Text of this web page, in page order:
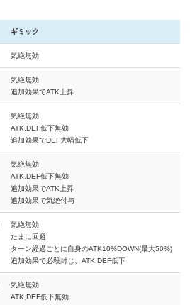
ギミック
気絶無効
気絶無効
追加効果でATK上昇
気絶無効
ATK,DEF低下無効
追加効果でDEF大幅低下
気絶無効
ATK,DEF低下無効
追加効果でATK上昇
追加効果で気絶付与
気絶無効
たまに回避
ターン経過ごとに自身のATK10%DOWN(最大50%)
追加効果で必殺封じ、ATK,DEF低下
気絶無効
ATK,DEF低下無効